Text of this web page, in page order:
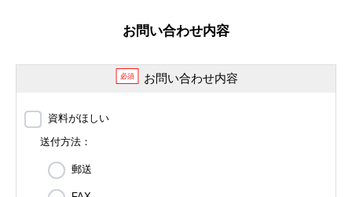
お問い合わせ内容
必須 お問い合わせ内容
資料がほしい
送付方法：
郵送